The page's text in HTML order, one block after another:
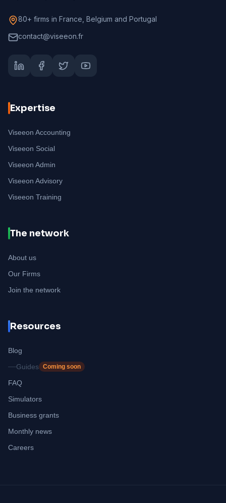
80+ firms in France, Belgium and Portugal
contact@viseeon.fr
Expertise
Viseeon Accounting
Viseeon Social
Viseeon Admin
Viseeon Advisory
Viseeon Training
The network
About us
Our Firms
Join the network
Resources
Blog
Guides
Coming soon
FAQ
Simulators
Business grants
Monthly news
Careers